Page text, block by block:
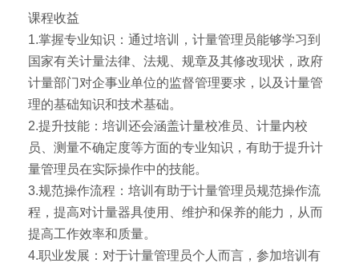
课程收益
1.掌握专业知识：通过培训，计量管理员能够学习到
国家有关计量法律、法规、规章及其修改现状，政府
计量部门对企事业单位的监督管理要求，以及计量管
理的基础知识和技术基础。
2.提升技能：培训还会涵盖计量校准员、计量内校
员、测量不确定度等方面的专业知识，有助于提升计
量管理员在实际操作中的技能。
3.规范操作流程：培训有助于计量管理员规范操作流
程，提高对计量器具使用、维护和保养的能力，从而
提高工作效率和质量。
4.职业发展：对于计量管理员个人而言，参加培训有